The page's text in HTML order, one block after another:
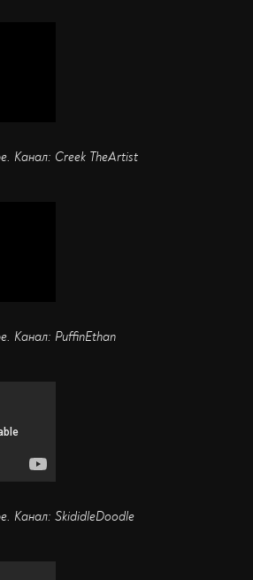
Канал: Creek TheArtist
Канал: PuffinEthan
Канал: SkididleDoodle